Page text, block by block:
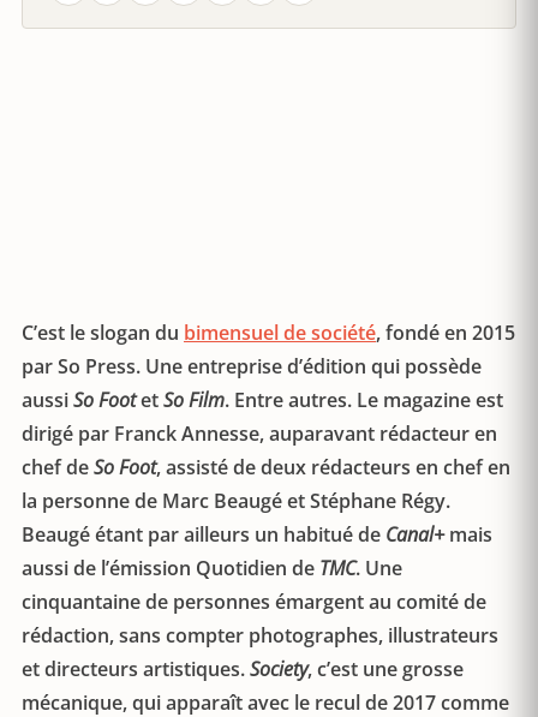
C’est le slogan du bimensuel de société, fondé en 2015
par So Press. Une entreprise d’édition qui possède
aussiSo FootetSo Film. Entre autres. Le magazine est
dirigé par Franck Annesse, auparavant rédacteur en
chef deSo Foot, assisté de deux rédacteurs en chef en
la personne de Marc Beaugé et Stéphane Régy.
Beaugé étant par ailleurs un habitué de Canal+mais
aussi de l’émission Quotidien de TMC. Une
cinquantaine de personnes émargent au comité de
rédaction, sans compter photographes, illustrateurs
et directeurs artistiques.Society, c’est une grosse
mécanique, qui apparaît avec le recul de 2017 comme